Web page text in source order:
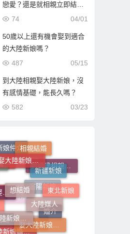
戀愛？還是就相親立即結
婚？
04/01
74
50歲以上還有機會娶到適合
的大陸新娘嗎？
05/15
487
到大陸相親娶大陸新娘，沒
有感情基礎，能長久嗎？
03/23
582
大連新娘
娘
娘仲介相親結婚
到福建相親娶福建新娘
瀋陽新娘
立即結婚
娶大陸新娘的費用
新疆新娘
東北新娘
婚介
娶大陸新娘全部費用
親
大陸相親娶大陸新娘
想結婚
大陸媒人
大陸新娘婚姻媒合
娶大陸新娘費用